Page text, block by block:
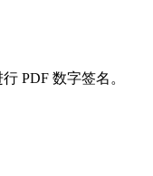
PDF 数字签名。